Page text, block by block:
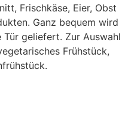
Frischkäse, Eier, Obst
Ganz bequem wird
geliefert. Zur Auswahl
Frühstück,